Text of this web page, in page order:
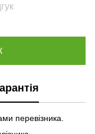
перевізника.